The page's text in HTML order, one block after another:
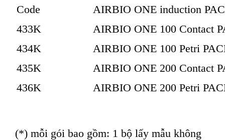
Code
AIRBIO ONE induction
433K
AIRBIO ONE 100 Contact
434K
AIRBIO ONE 100 Petri
435K
AIRBIO ONE 200 Contact
436K
AIRBIO ONE 200 Petri
(*) mỗi gói bao gồm: 1 bộ lấy mẫu không